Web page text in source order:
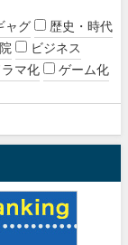
ャグ
歴史・時代
ビジネス
ラマ化
ゲーム化